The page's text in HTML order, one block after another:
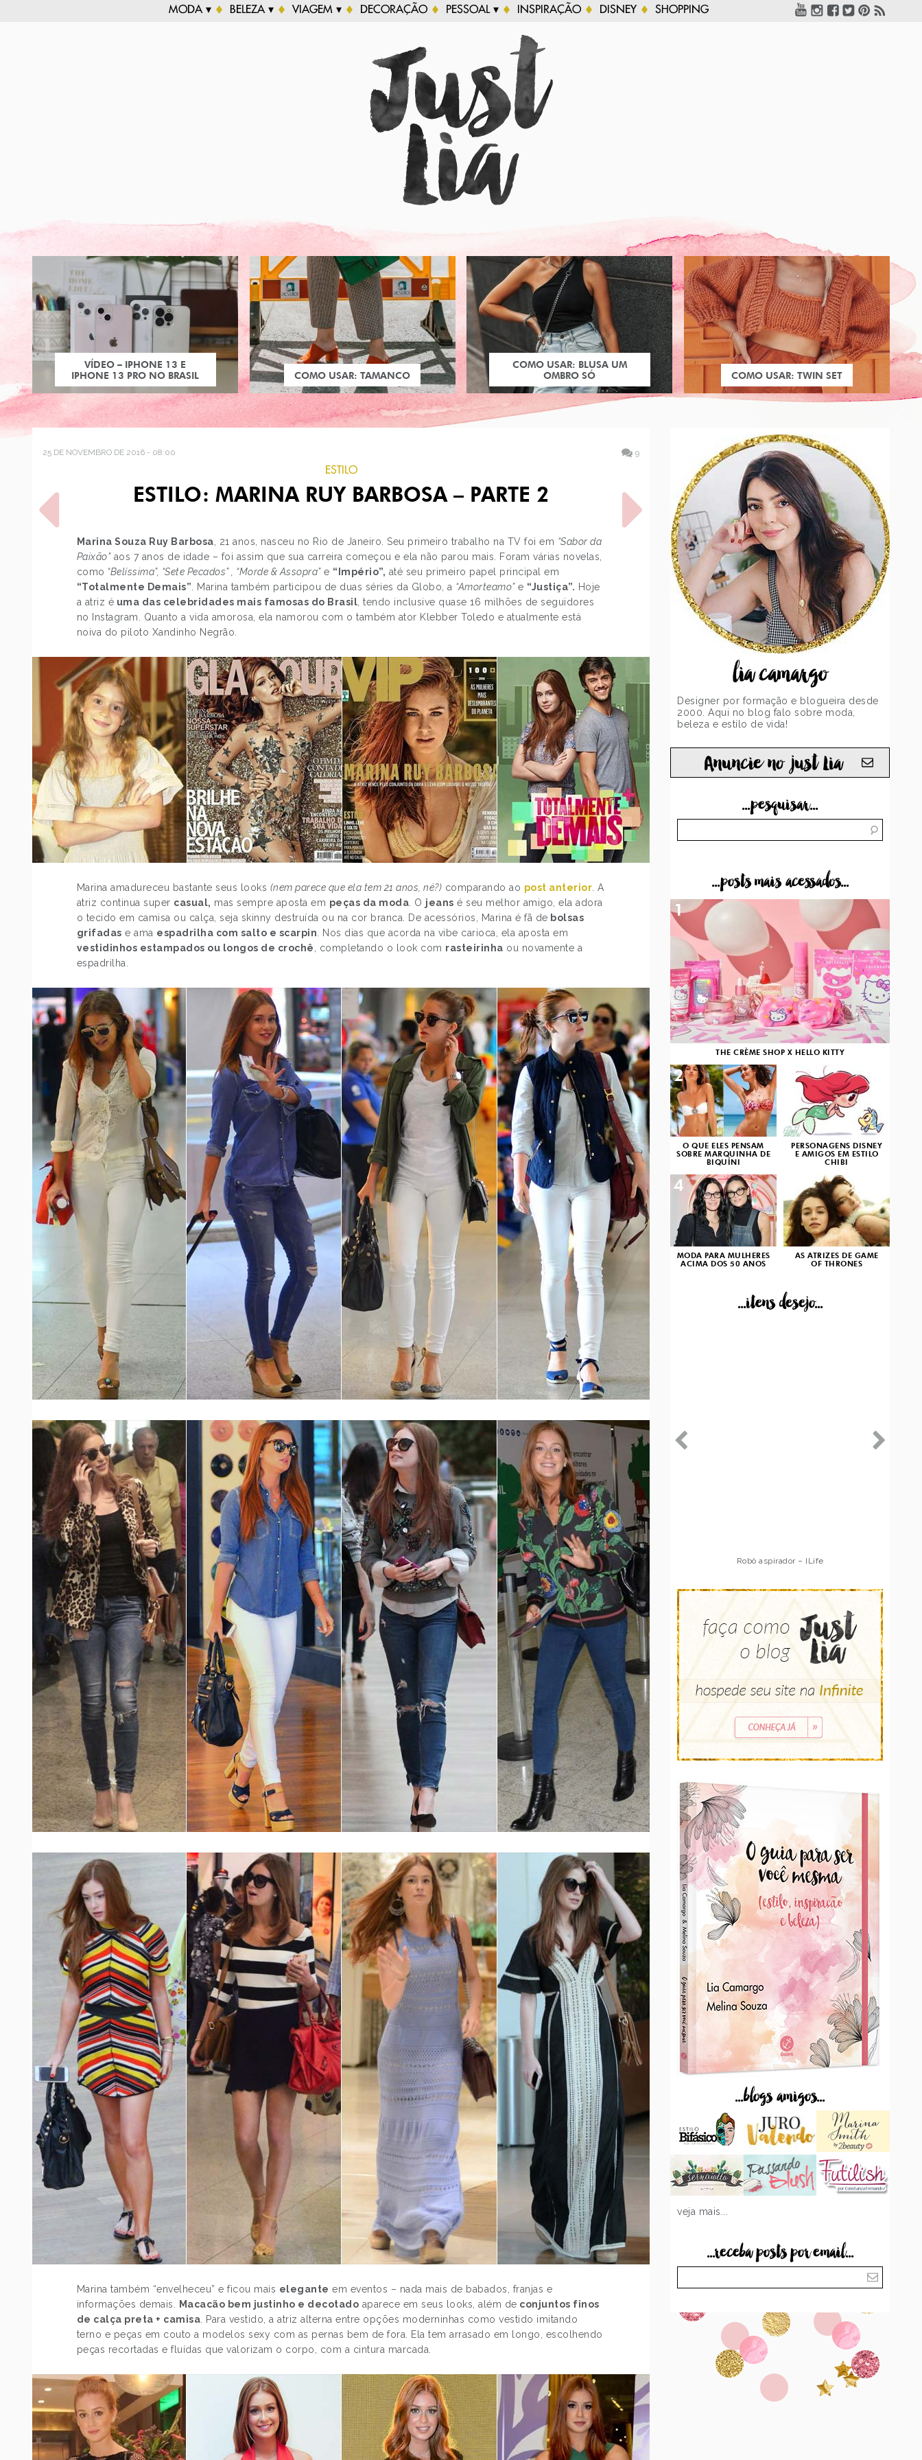
MODA ▾ BELEZA ▾ VIAGEM ▾ DECORAÇÃO PESSOAL ▾ INSPIRAÇÃO DISNEY SHOPPING
VÍDEO – IPHONE 13 E
IPHONE 13 PRO NO BRASIL
COMO USAR: TAMANCO
COMO USAR: BLUSA UM
OMBRO SÓ
COMO USAR: TWIN SET
25 DE NOVEMBRO DE 2016 - 08:00 9
ESTILO
ESTILO: MARINA RUY BARBOSA – PARTE 2
Marina Souza Ruy Barbosa , 21 anos, nasceu no Rio de Janeiro. Seu primeiro trabalho na TV foi em “Sabor da
Paixão”aos 7 anos de idade – foi assim que sua carreira começou e ela não parou mais. Foram várias novelas,
como “Belíssima”, “Sete Pecados” , “Morde & Assopra”e “Império”, até seu primeiro papel principal em
“Totalmente Demais” . Marina também participou de duas séries da Globo, a “Amorteamo”e “Justiça”. Hoje
a atriz é uma das celebridades mais famosas do Brasil , tendo inclusive quase 16 milhões de seguidores
no Instagram. Quanto a vida amorosa, ela namorou com o também ator Klebber Toledo e atualmente está
noiva do piloto Xandinho Negrão.
Marina amadureceu bastante seus looks (nem parece que ela tem 21 anos, né?) comparando ao post anterior . A
atriz continua super casual, mas sempre aposta em peças da moda . O jeans é seu melhor amigo, ela adora
o tecido em camisa ou calça, seja skinny destruída ou na cor branca. De acessórios, Marina é fã de bolsas
grifadas e ama espadrilha com salto e scarpin . Nos dias que acorda na vibe carioca, ela aposta em
vestidinhos estampados ou longos de crochê
, completando o look com rasteirinha ou novamente a
espadrilha.
Marina também “envelheceu” e ficou mais elegante em eventos – nada mais de babados, franjas e
informações demais.
Macacão bem justinho e decotado aparece em seus looks, além de conjuntos finos
de calça preta + camisa . Para vestido, a atriz alterna entre opções moderninhas como vestido imitando
terno e peças em couto a modelos sexy com as pernas bem de fora. Ela tem arrasado em longo, escolhendo
peças recortadas e fluídas que valorizam o corpo, com a cintura marcada.
POST ANTERIOR
DECORAÇÃO: SAPATEIRA
PRÓXIMO POST
BATALHA DE CABELO:
BELLA THORNE
lia camargo
Designer por formação e blogueira desde
2000. Aqui no blog falo sobre moda,
beleza e estilo de vida!
Anuncie no just Lia
...pesquisar...
...posts mais acessados...
THE CRÈME SHOP X HELLO KITTY
1
O QUE ELES PENSAM
SOBRE MARQUINHA DE
BIQUÍNI
2
PERSONAGENS DISNEY
E AMIGOS EM ESTILO
CHIBI
3
MODA PARA MULHERES
ACIMA DOS 50 ANOS
4
AS ATRIZES DE GAME
OF THRONES
...itens desejo...
Robô aspirador – Multilaser
...blogs amigos...
veja mais...
...receba posts por email...